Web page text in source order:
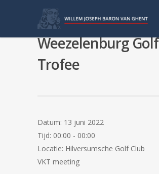
Spiekerman van
Weezelenburg Golf
Trofee
Datum: 13 juni 2022
Tijd: 00:00 - 00:00
Locatie: Hilversumsche Golf Club
VKT meeting